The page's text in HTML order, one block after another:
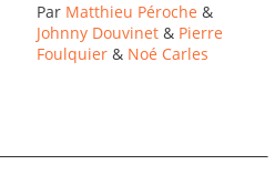
Par Matthieu Péroche&
Johnny Douvinet & Pierre
Foulquier & Noé Carles